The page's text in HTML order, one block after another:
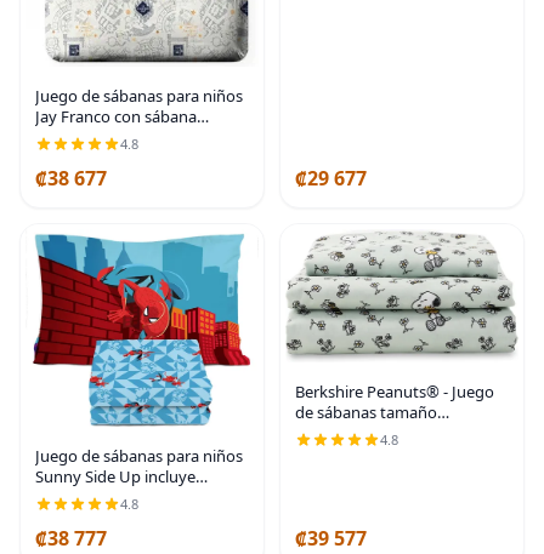
Juego de sábanas para niños
Jay Franco con sábana
ajustable, sábana lisa y funda
de almohada - Ropa de cama
ultra suave con funda de
4.8
₡38 677 ₡29 677
Juego de sábanas para niños
Sunny Side Up incluye
sábanas y funda de
almohada - 100% ropa de
cama de microfibra y
4.8
₡38 777
Berkshire Peanuts® - Juego
de sábanas tamaño
individual, 3 piezas, diseño de
personajes lindos Snoopy de
4.8
₡39 577